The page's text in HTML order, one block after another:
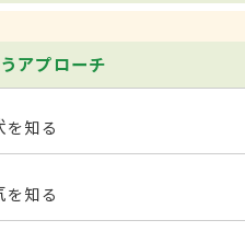
アプローチ
を知る
を知る